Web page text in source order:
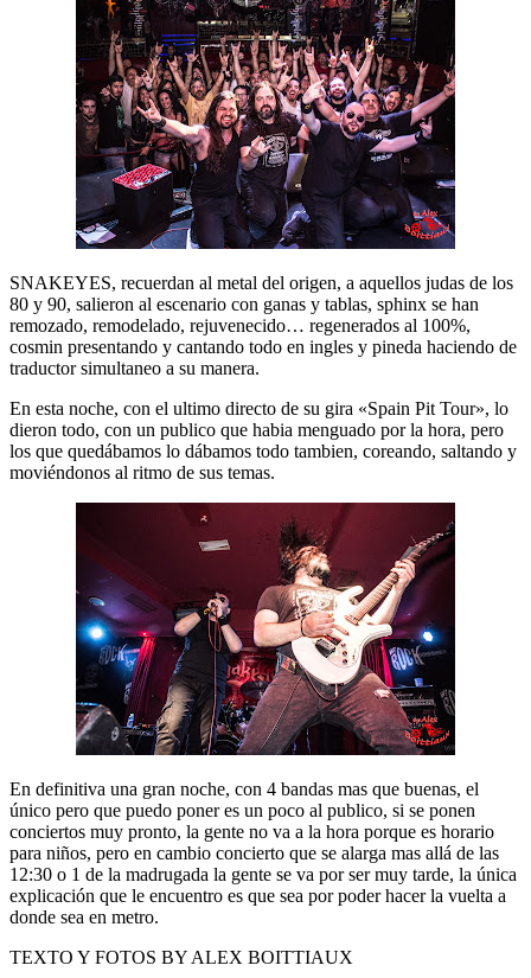
SNAKEYES, recuerdan al metal del origen, a aquellos judas de los
80 y 90, salieron al escenario con ganas y tablas, sphinx se han
remozado, remodelado, rejuvenecido… regenerados al 100%,
cosmin presentando y cantando todo en ingles y pineda haciendo de
traductor simultaneo a su manera.
En esta noche, con el ultimo directo de su gira «Spain Pit Tour», lo
dieron todo, con un publico que habia menguado por la hora, pero
los que quedábamos lo dábamos todo tambien, coreando, saltando y
moviéndonos al ritmo de sus temas.
En definitiva una gran noche, con 4 bandas mas que buenas, el
único pero que puedo poner es un poco al publico, si se ponen
conciertos muy pronto, la gente no va a la hora porque es horario
para niños, pero en cambio concierto que se alarga mas allá de las
12:30 o 1 de la madrugada la gente se va por ser muy tarde, la única
explicación que le encuentro es que sea por poder hacer la vuelta a
donde sea en metro.
TEXTO Y FOTOS BY ALEX BOITTIAUX